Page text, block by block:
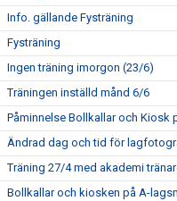
Info. gällande Fysträning
Fysträning
Ingen träning imorgon (23/6)
Träningen inställd månd 6/6
Påminnelse Bollkallar och Kiosk
Ändrad dag och tid för
Träning 27/4 med akademi
Bollkallar och kiosken på A-